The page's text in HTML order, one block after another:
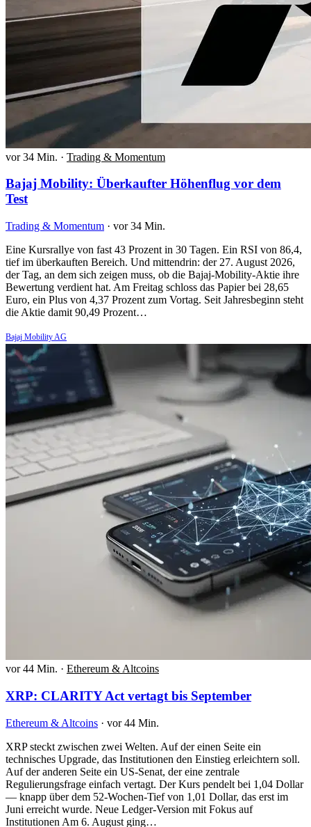
vor 34 Min. · Trading & Momentum
Bajaj Mobility: Überkaufter Höhenflug vor dem
Test
Trading & Momentum · vor 34 Min.
Eine Kursrallye von fast 43 Prozent in 30 Tagen. Ein RSI von 86,4,
tief im überkauften Bereich. Und mittendrin: der 27. August 2026,
der Tag, an dem sich zeigen muss, ob die Bajaj-Mobility-Aktie ihre
Bewertung verdient hat. Am Freitag schloss das Papier bei 28,65
Euro, ein Plus von 4,37 Prozent zum Vortag. Seit Jahresbeginn steht
die Aktie damit 90,49 Prozent…
Bajaj Mobility AG
vor 44 Min. · Ethereum & Altcoins
XRP: CLARITY Act vertagt bis September
Ethereum & Altcoins · vor 44 Min.
XRP steckt zwischen zwei Welten. Auf der einen Seite ein
technisches Upgrade, das Institutionen den Einstieg erleichtern soll.
Auf der anderen Seite ein US-Senat, der eine zentrale
Regulierungsfrage einfach vertagt. Der Kurs pendelt bei 1,04 Dollar
— knapp über dem 52-Wochen-Tief von 1,01 Dollar, das erst im
Juni erreicht wurde. Neue Ledger-Version mit Fokus auf
Institutionen Am 6. August ging…